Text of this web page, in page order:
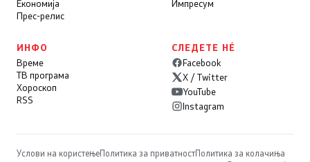
Економија
Прес-релис
Импресум
ИНФО
Време
ТВ програма
Хороскоп
RSS
СЛЕДЕТЕ НÉ
Facebook
X / Twitter
YouTube
Instagram
Услови на користењеПолитика за приватностПолитика за колачиња